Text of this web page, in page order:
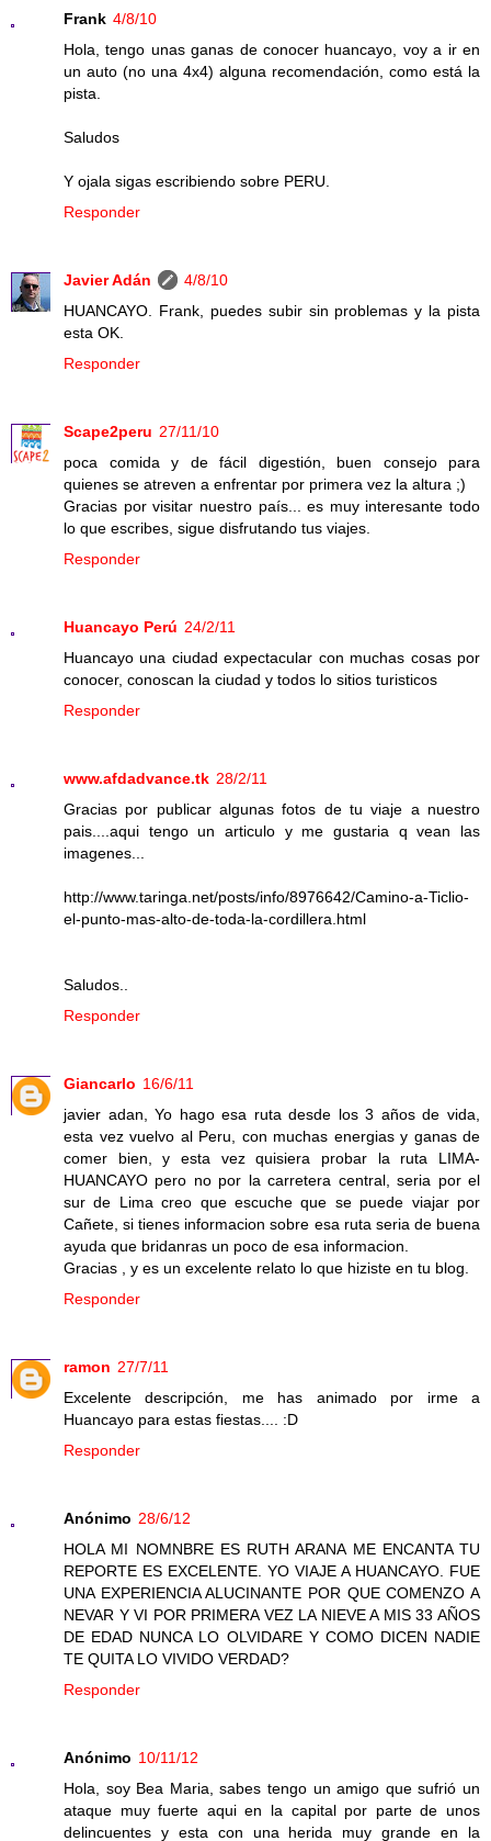
Frank 4/8/10
Hola, tengo unas ganas de conocer huancayo, voy a ir en
un auto (no una 4x4) alguna recomendación, como está la
pista.
Saludos
Y ojala sigas escribiendo sobre PERU.
Responder
Javier Adán
4/8/10
HUANCAYO. Frank, puedes subir sin problemas y la pista
esta OK.
Responder
Scape2peru 27/11/10
poca comida y de fácil digestión, buen consejo para
quienes se atreven a enfrentar por primera vez la altura ;)
Gracias por visitar nuestro país... es muy interesante todo
lo que escribes, sigue disfrutando tus viajes.
Responder
Huancayo Perú 24/2/11
Huancayo una ciudad expectacular con muchas cosas por
conocer, conoscan la ciudad y todos lo sitios turisticos
Responder
www.afdadvance.tk 28/2/11
Gracias por publicar algunas fotos de tu viaje a nuestro
pais....aqui tengo un articulo y me gustaria q vean las
imagenes...
http://www.taringa.net/posts/info/8976642/Camino-a-Ticlio-
el-punto-mas-alto-de-toda-la-cordillera.html
Saludos..
Responder
Giancarlo 16/6/11
javier adan, Yo hago esa ruta desde los 3 años de vida,
esta vez vuelvo al Peru, con muchas energias y ganas de
comer bien, y esta vez quisiera probar la ruta LIMA-
HUANCAYO pero no por la carretera central, seria por el
sur de Lima creo que escuche que se puede viajar por
Cañete, si tienes informacion sobre esa ruta seria de buena
ayuda que bridanras un poco de esa informacion.
Gracias , y es un excelente relato lo que hiziste en tu blog.
Responder
ramon 27/7/11
Excelente descripción, me has animado por irme a
Huancayo para estas fiestas.... :D
Responder
Anónimo 28/6/12
HOLA MI NOMNBRE ES RUTH ARANA ME ENCANTA TU
REPORTE ES EXCELENTE. YO VIAJE A HUANCAYO. FUE
UNA EXPERIENCIA ALUCINANTE POR QUE COMENZO A
NEVAR Y VI POR PRIMERA VEZ LA NIEVE A MIS 33 AÑOS
DE EDAD NUNCA LO OLVIDARE Y COMO DICEN NADIE
TE QUITA LO VIVIDO VERDAD?
Responder
Anónimo 10/11/12
Hola, soy Bea Maria, sabes tengo un amigo que sufrió un
ataque muy fuerte aqui en la capital por parte de unos
delincuentes y esta con una herida muy grande en la